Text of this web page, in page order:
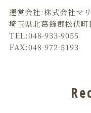
運営会社:株式会社マ
埼玉県北葛飾郡松伏
TEL:048-933-9055
FAX:048-972-5193